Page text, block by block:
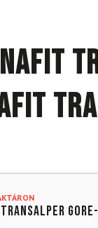
Transalper